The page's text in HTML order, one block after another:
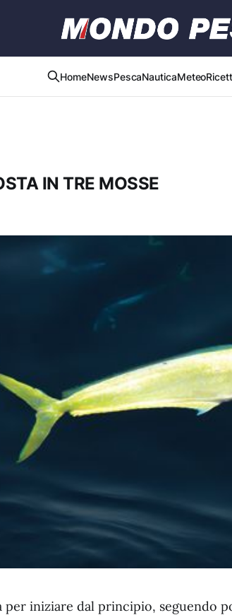
HomeNewsPescaNauticaMeteo
IN TRE MOSSE
per iniziare dal principio, seguendo